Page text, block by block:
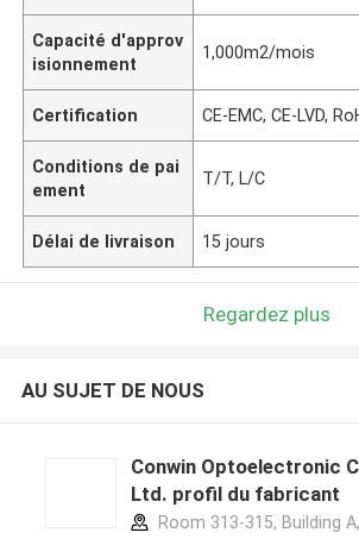
Capacité d'approv
isionnement
1,000m2/mois
Certification CE-EMC, CE-LVD,
Conditions de pai
ement
T/T, L/C
Délai de livraison 15 jours
Regardez plus
AU SUJET DE NOUS
Conwin Optoelectronic
Ltd. profil du fabricant
Room 313-315, Building A,